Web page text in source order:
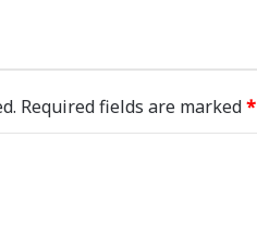
Required fields are marked*